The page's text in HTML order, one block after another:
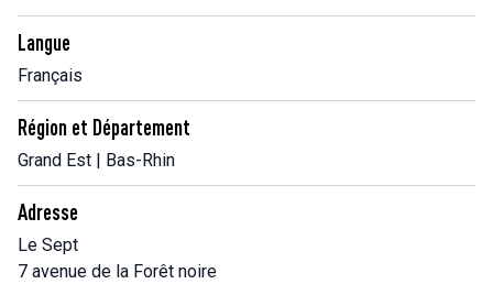
Langue
Français
Région et Département
Grand Est | Bas-Rhin
Adresse
Le Sept
7 avenue de la Forêt noire